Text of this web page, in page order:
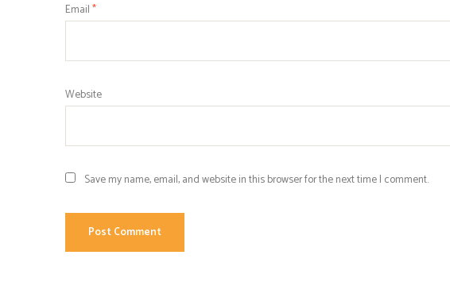
Email*
Website
Save my name, email, and website in this browser for the next time I comment.